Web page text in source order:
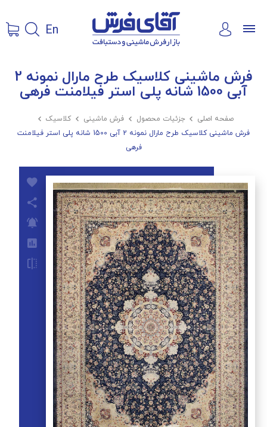
En
فرش ماشینی کلاسیک طرح مارال نمونه 2
آبی 1500 شانه پلی استر فیلامنت فرهی
صفحه اصلی  جزئیات محصول  فرش ماشینی  کلاسیک 
فرش ماشینی کلاسیک طرح مارال نمونه 2 آبی 1500 شانه پلی استر فیلامنت
فرهی